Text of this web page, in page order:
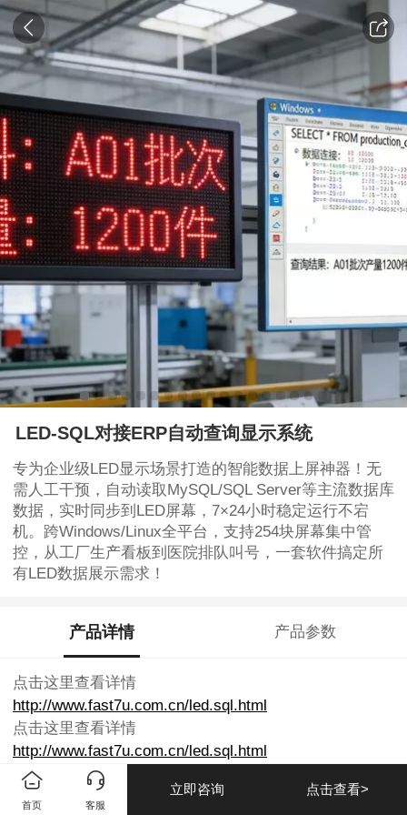
LED-SQL对接ERP自动查询显示系统
专为企业级LED显示场景打造的智能数据上屏神器！无
需人工干预，自动读取MySQL/SQL Server等主流数据库
数据，实时同步到LED屏幕，7×24小时稳定运行不宕
机。跨Windows/Linux全平台，支持254块屏幕集中管
控，从工厂生产看板到医院排队叫号，一套软件搞定所
有LED数据展示需求！
产品详情 产品参数
点击这里查看详情
http://www.fast7u.com.cn/led.sql.html
点击这里查看详情
http://www.fast7u.com.cn/led.sql.html
首页 客服
立即咨询 点击查看>